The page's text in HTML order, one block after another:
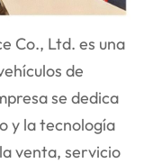
Co., Ltd. es una
de
se dedica
y la tecnología
venta, servicio